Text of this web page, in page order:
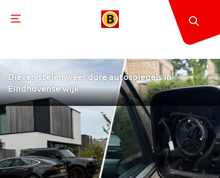
Dieven stelen wéér dure autospiegels in
Eindhovense wijk